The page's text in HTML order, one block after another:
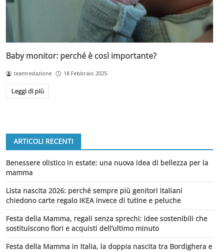
Baby monitor: perché è così importante?
teamredazione 18 Febbraio 2025
Leggi di più
ARTICOLI RECENTI
Benessere olistico in estate: una nuova idea di bellezza per la
mamma
Lista nascita 2026: perché sempre più genitori italiani
chiedono carte regalo IKEA invece di tutine e peluche
Festa della Mamma, regali senza sprechi: idee sostenibili che
sostituiscono fiori e acquisti dell’ultimo minuto
Festa della Mamma in Italia, la doppia nascita tra Bordighera e